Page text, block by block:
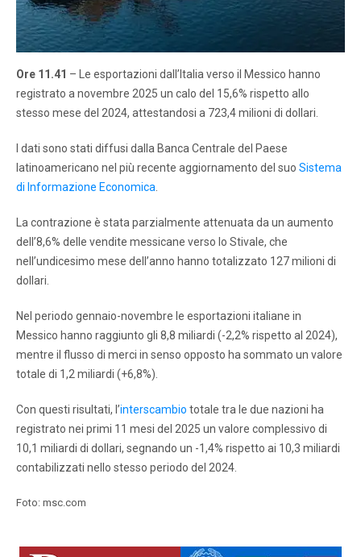
Ore 11.41 – Le esportazioni dall’Italia verso il Messico hanno
registrato a novembre 2025 un calo del 15,6% rispetto allo
stesso mese del 2024, attestandosi a 723,4 milioni di dollari.
I dati sono stati diffusi dalla Banca Centrale del Paese
latinoamericano nel più recente aggiornamento del suo Sistema
di Informazione Economica
La contrazione è stata parzialmente attenuata da un aumento
dell’8,6% delle vendite messicane verso lo Stivale, che
nell’undicesimo mese dell’anno hanno totalizzato 127 milioni di
dollari.
Nel periodo gennaio-novembre le esportazioni italiane in
Messico hanno raggiunto gli 8,8 miliardi (-2,2% rispetto al 2024),
mentre il flusso di merci in senso opposto ha sommato un valore
totale di 1,2 miliardi (+6,8%).
Con questi risultati, l’interscambio totale tra le due nazioni ha
registrato nei primi 11 mesi del 2025 un valore complessivo di
10,1 miliardi di dollari, segnando un -1,4% rispetto ai 10,3 miliardi
contabilizzati nello stesso periodo del 2024.
Foto: msc.com